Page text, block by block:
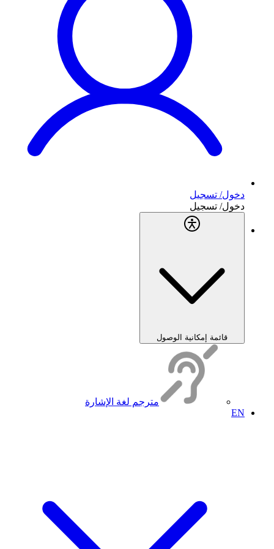
دخول/ تسجيل
دخول/ تسجيل
قائمة إمكانية الوصول
مترجم لغة الإشارة
EN